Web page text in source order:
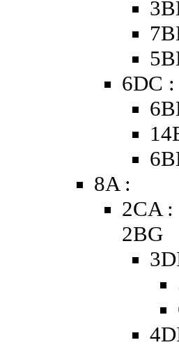
6DC
8A :
2CA :
2BG